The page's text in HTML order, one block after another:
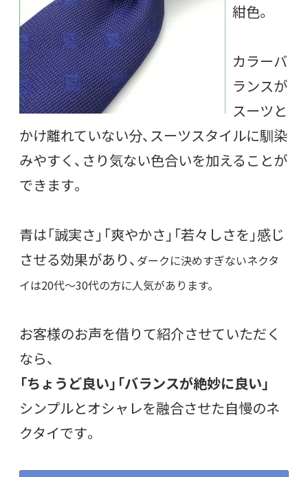
紺色。
カラーバ
ランスが
スーツと
かけ離れていない分、スーツスタイルに馴染
みやすく、さり気ない色合いを加えることが
できます。
青は「誠実さ」「爽やかさ」「若々しさを」感じ
させる効果があり、 ダークに決めすぎないネクタ
イは20代～30代の方に人気があります。
お客様のお声を借りて紹介させていただく
なら、
「ちょうど良い」「バランスが絶妙に良い」
シンプルとオシャレを融合させた自慢のネ
クタイです。